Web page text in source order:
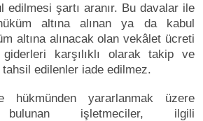
edilmesi şartı aranır. Bu davalar ile
altına alınan ya da kabul
altına alınacak olan vekâlet ücreti
karşılıklı olarak takip ve
edilenler iade edilmez.
yararlanmak üzere
bulunan işletmeciler, ilgili